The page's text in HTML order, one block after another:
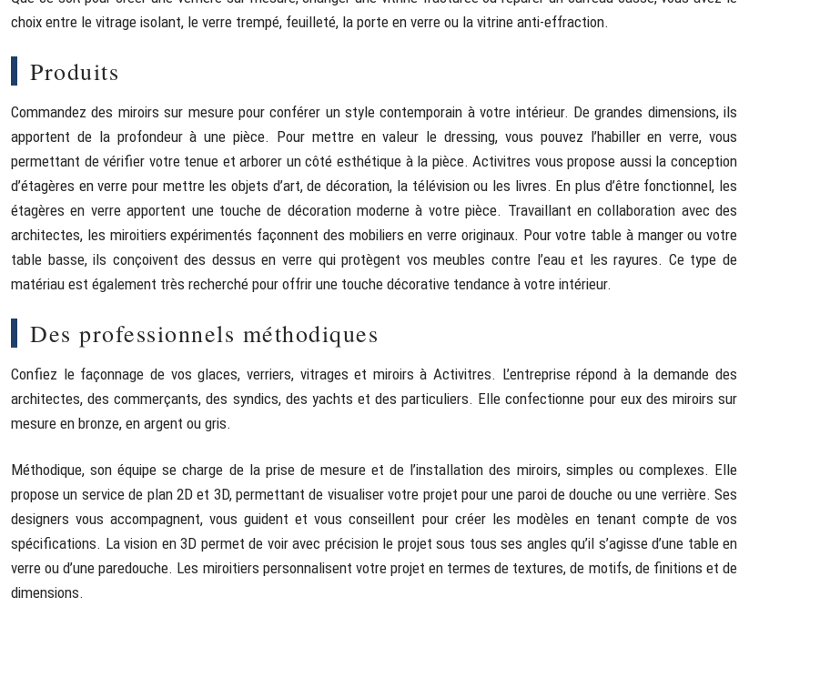
choix entre le vitrage isolant, le verre trempé, feuilleté, la porte en verre ou la vitrine anti-effraction.
Produits
Commandez des miroirs sur mesure pour conférer un style contemporain à votre intérieur. De grandes dimensions, ils
apportent de la profondeur à une pièce. Pour mettre en valeur le dressing, vous pouvez l’habiller en verre, vous
permettant de vérifier votre tenue et arborer un côté esthétique à la pièce. Activitres vous propose aussi la conception
d’étagères en verre pour mettre les objets d’art, de décoration, la télévision ou les livres. En plus d’être fonctionnel, les
étagères en verre apportent une touche de décoration moderne à votre pièce. Travaillant en collaboration avec des
architectes, les miroitiers expérimentés façonnent des mobiliers en verre originaux. Pour votre table à manger ou votre
table basse, ils conçoivent des dessus en verre qui protègent vos meubles contre l’eau et les rayures. Ce type de
matériau est également très recherché pour offrir une touche décorative tendance à votre intérieur.
Des professionnels méthodiques
Confiez le façonnage de vos glaces, verriers, vitrages et miroirs à Activitres. L’entreprise répond à la demande des
architectes, des commerçants, des syndics, des yachts et des particuliers. Elle confectionne pour eux des miroirs sur
mesure en bronze, en argent ou gris.
Méthodique, son équipe se charge de la prise de mesure et de l’installation des miroirs, simples ou complexes. Elle
propose un service de plan 2D et 3D, permettant de visualiser votre projet pour une paroi de douche ou une verrière. Ses
designers vous accompagnent, vous guident et vous conseillent pour créer les modèles en tenant compte de vos
spécifications. La vision en 3D permet de voir avec précision le projet sous tous ses angles qu’il s’agisse d’une table en
verre ou d’une paredouche. Les miroitiers personnalisent votre projet en termes de textures, de motifs, de finitions et de
dimensions.